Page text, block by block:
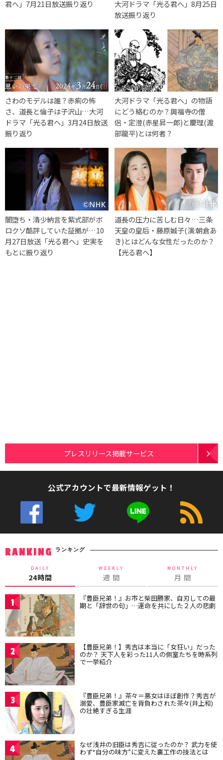
君へ」7月21日放送振り返り
大河ドラマ「光る君へ」8月25日
放送振り返り
さわのモデルは誰？赤痢の怖
さ、道長と倫子は子沢山…大河
ドラマ「光る君へ」3月24日放送
振り返り
大河ドラマ「光る君へ」の物語
にどう絡むのか？興福寺の僧
侶・定澄(赤星昇一郎)と慶理(渡
部龍平)とは何者？
闇堕ち・清少納言を紫式部がボ
ロクソ酷評していた証拠が…10
月27日放送「光る君へ」史実を
もとに振り返り
道長の圧力に苦しむ日々…三条
天皇の皇后・藤原娍子(演:朝倉あ
き)とはどんな女性だったのか？
【光る君へ】
プレスリリース掲載サービス
公式アカウントで最新情報ゲット！
RANKING ランキング
DAILY
24時間
WEEKLY
週 間
MONTHLY
月 間
1 『豊臣兄弟！』お市と柴田勝家、自刃しての最
期と「辞世の句」…運命を共にした２人の悲劇
2 【豊臣兄弟！】秀吉は本当に「女狂い」だった
のか？ 天下人を彩った11人の側室たちを時系列
で一挙紹介
3 『豊臣兄弟！』茶々＝悪女はほぼ創作？秀吉が
溺愛、豊臣家滅亡を背負わされた茶々(井上和)
の壮絶すぎる生涯
4 なぜ浅井の旧臣は秀吉に従ったのか？ 武力を使
わず“自分の味方”に変えた裏工作の技法とは